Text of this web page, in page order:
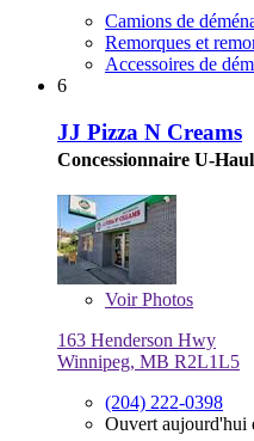
Camions de
Remorques et
Accessoires de
6
JJ Pizza N Creams
Concessionnaire U-
VoirPhotos
163 Henderson Hwy
Winnipeg, MB R2L1L5
(204) 222-0398
Ouvert aujourd'hui